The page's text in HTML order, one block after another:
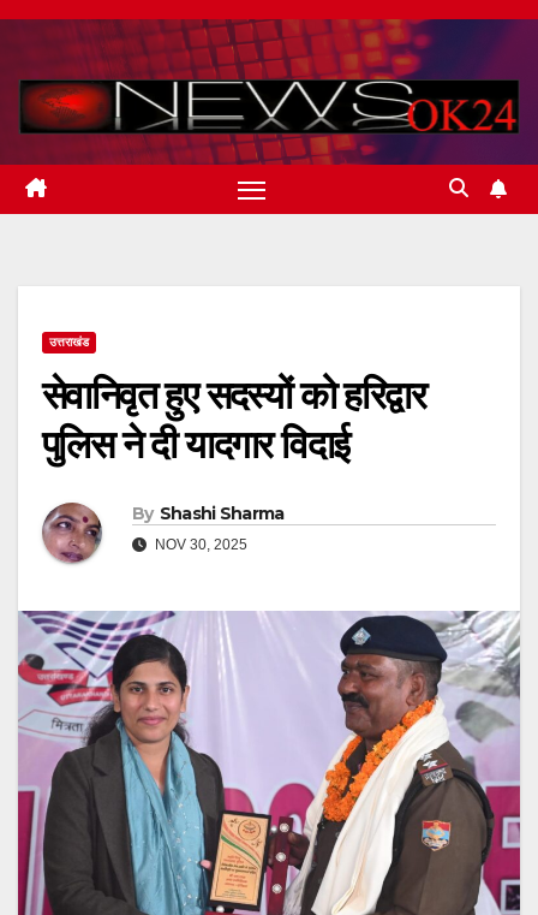
Skip
content
उत्तराखंड
सेवानिवृत हुए सदस्यों को हरिद्वार
पुलिस ने दी यादगार विदाई
By Shashi Sharma
NOV 30, 2025